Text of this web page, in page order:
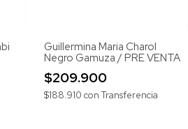
Guillermina Maria Charol
Negro Gamuza / PRE VENTA
$209.900
$188.910 con Transferencia